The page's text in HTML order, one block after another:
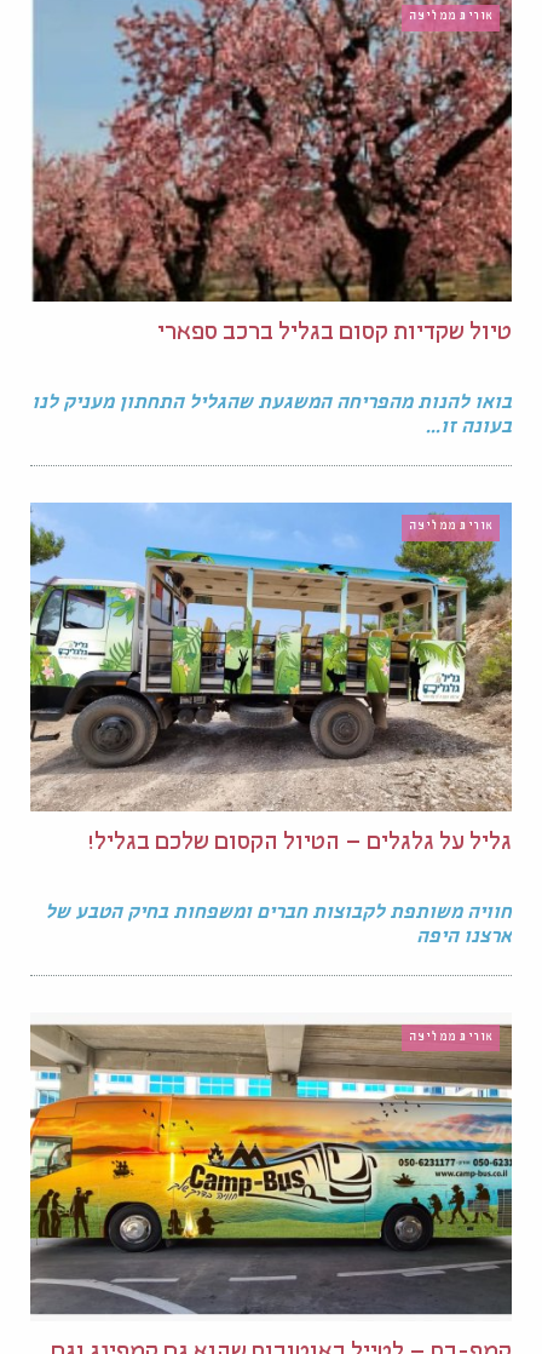
אורית ממליצה
טיול שקדיות קסום בגליל ברכב ספארי
בואו להנות מהפריחה המשגעת שהגליל התחתון מעניק לנו
בעונה זו...
אורית ממליצה
גליל על גלגלים – הטיול הקסום שלכם בגליל!
חוויה משותפת לקבוצות חברים ומשפחות בחיק הטבע של
ארצנו היפה
אורית ממליצה